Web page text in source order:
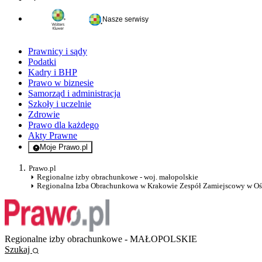
Nasze serwisy
Prawnicy i sądy
Podatki
Kadry i BHP
Prawo w biznesie
Samorząd i administracja
Szkoły i uczelnie
Zdrowie
Prawo dla każdego
Akty Prawne
Moje Prawo.pl
- rejestracja i logowanie do serwisu
Prawo.pl
Regionalne izby obrachunkowe - woj. małopolskie
Regionalna Izba Obrachunkowa w Krakowie Zespół Zamiejscowy w
Regionalne izby obrachunkowe - MAŁOPOLSKIE
Szukaj